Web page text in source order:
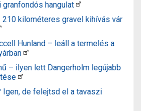
hangulat
210 kilométeres gravel kihívás vár
Hunland – leáll a termelés a
– ilyen lett Dangerholm legújabb
Igen, de felejtsd el a tavaszi